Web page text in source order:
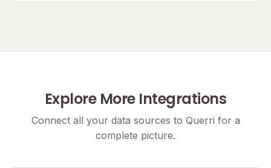
Explore More Integrations
Connect all your data sources to Querri for a
complete picture.